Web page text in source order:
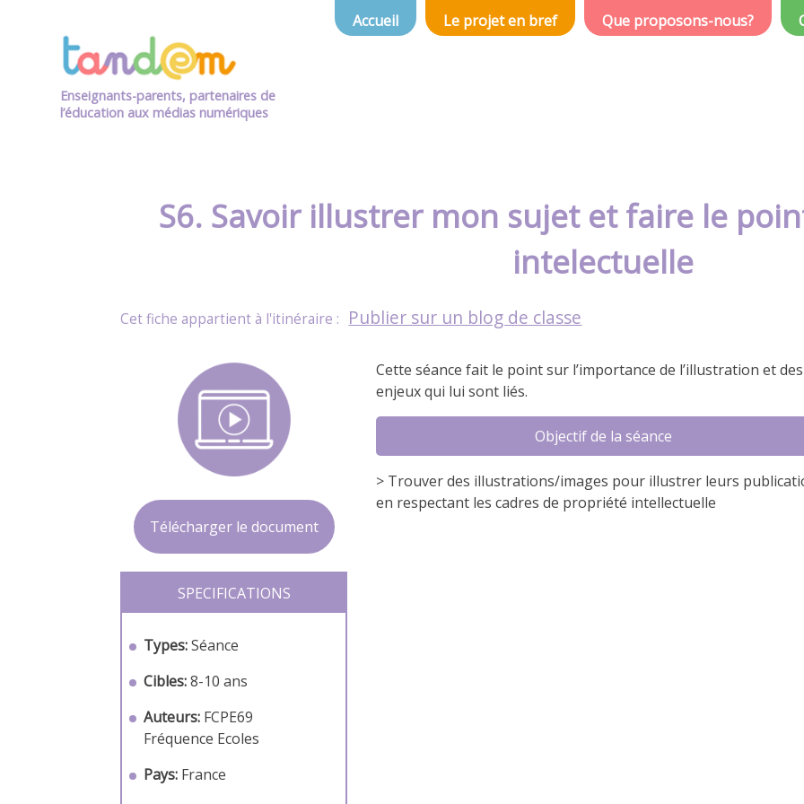
Enseignants-parents, partenaires de
l’éducation aux médias numériques
Accueil Le projet en bref Que proposons-nous?
S6. Savoir illustrer mon sujet et faire le
intelectuelle
Publier sur un blog de classe
Télécharger le document
SPECIFICATIONS
Types: Séance
Cibles: 8-10 ans
Auteurs: FCPE69
Fréquence Ecoles
Pays: France
Cette séance fait le point sur l’importance de l’illustration et des
enjeux qui lui sont liés.
Objectif de la séance
> Trouver des illustrations/images pour illustrer leurs
en respectant les cadres de propriété intellectuelle